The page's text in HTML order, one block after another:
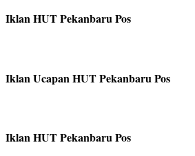
Iklan HUT Pekanbaru Pos
Iklan Ucapan HUT Pekanbaru Pos
Iklan HUT Pekanbaru Pos